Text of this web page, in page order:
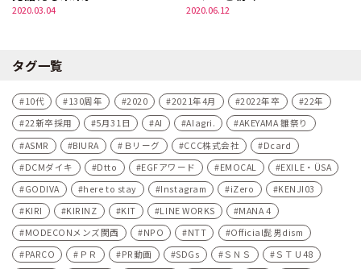
2020.03.04 2020.06.12
タグ一覧
10代 130周年 2020 2021年4月 2022年卒
22年
22新卒採用
5月31日 AI AIagri.
AKEYAMA 雛祭り
ASMR
BIURA Ｂリーグ CCC株式会社
Dcard
DCMダイキ
Dtto EGFアワード EMOCAL
EXILE・ÜSA
GODIVA
here to stay Instagram iZero
KENJI03
KIRI
KIRINZ KIT LINE WORKS
MANA 4
MODECONメンズ関西
NPO NTT
Official髭男dism
PARCO
ＰＲ PR動画 SDGs ＳＮＳ
ＳＴＵ48